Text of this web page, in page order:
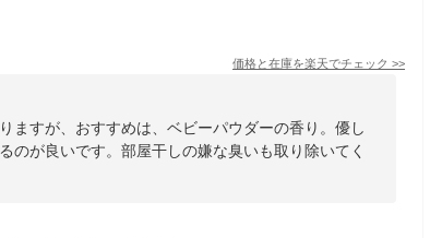
価格と在庫を楽天でチェック >>
ますが、おすすめは、ベビーパウダーの香り。優し
のが良いです。部屋干しの嫌な臭いも取り除いてく